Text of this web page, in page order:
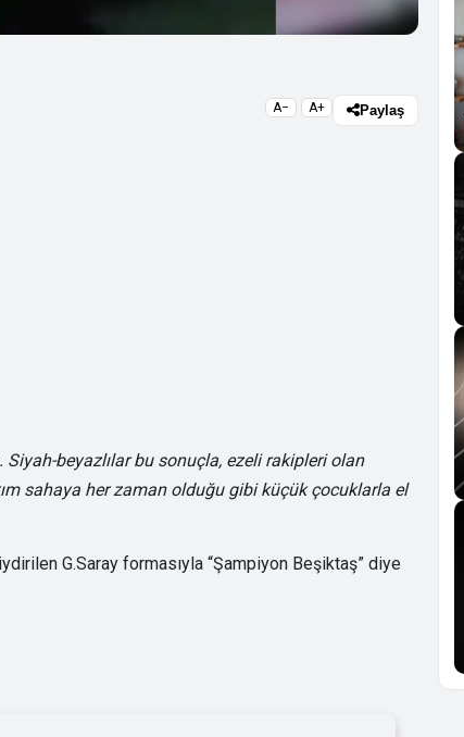
A− A+ Paylaş
Siyah-beyazlılar bu sonuçla, ezeli rakipleri olan
sahaya her zaman olduğu gibi küçük çocuklarla el
G.Saray formasıyla “Şampiyon Beşiktaş” diye